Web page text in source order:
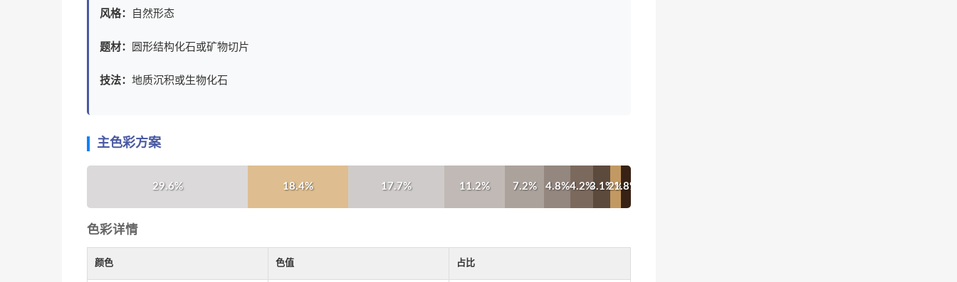
风格： 自然形态
题材： 圆形结构化石或矿物切片
技法： 地质沉积或生物化石
主色彩方案
29.6% 18.4% 17.7% 11.2% 7.2% 4.8%4.2%3.1%2%
1.8%
色彩详情
颜色 色值 占比